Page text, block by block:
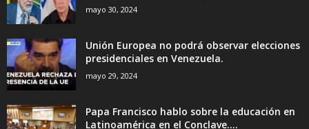
mayo 30, 2024
Unión Europea no podrá observar elecciones
presidenciales en Venezuela.
mayo 29, 2024
Papa Francisco hablo sobre la educación en
Latinoamérica en el Conclave....